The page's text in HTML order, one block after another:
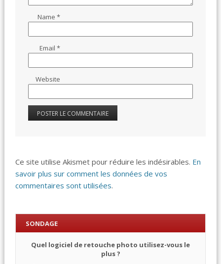
Name*
Email*
Website
Ce site utilise Akismet pour réduire les indésirables. En
savoir plus sur comment les données de vos
commentaires sont utilisées.
SONDAGE
Quel logiciel de retouche photo utilisez-vous le
plus ?